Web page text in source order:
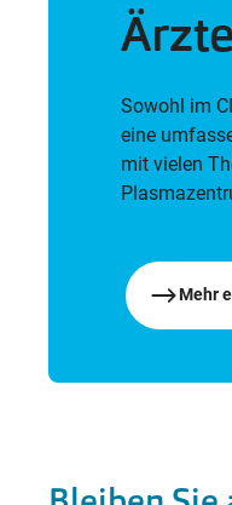
Sowohl im
eine
mit vielen
Mehr